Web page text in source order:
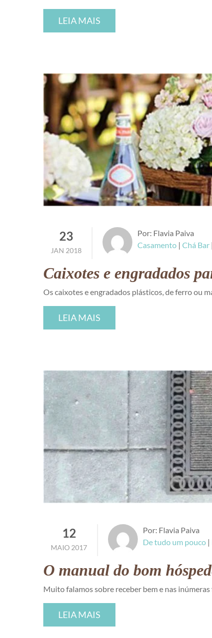
LEIA MAIS
23
JAN 2018
Por: Flavia Paiva
Casamento | Chá Bar |
Caixotes e engradados
Os caixotes e engradados plásticos, de ferro ou
LEIA MAIS
12
MAIO 2017
Por: Flavia Paiva
De tudo um pouco |
O manual do bom
Muito falamos sobre receber bem e nas
LEIA MAIS